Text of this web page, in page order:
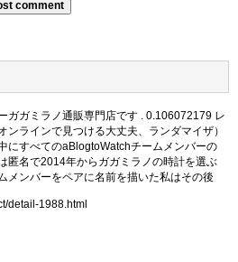
ガガミラノ通販専門店です . 0.106072179 レ
ンラインで見つける大丈夫、ランダマイザ）
にすべてのaBlogtoWatchチームメンバーの
匿名で2014年からガガミラノの時計を選ぶ
メンバーをペアに名前を描いた私はその後
detail-1988.html